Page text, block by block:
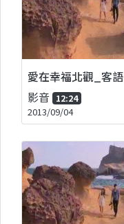
愛在幸福北觀_客語
影音 12:24
2013/09/04